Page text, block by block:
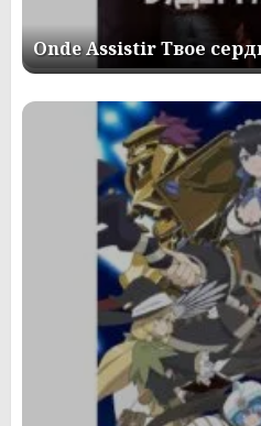
Onde Assistir Твое